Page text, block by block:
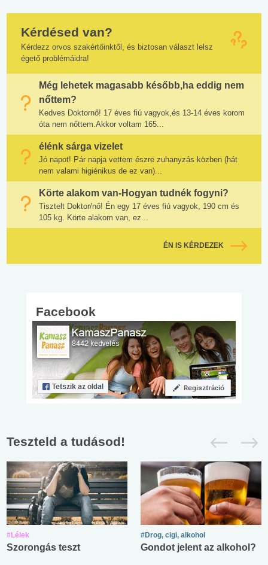
Kérdésed van?
Kérdezz orvos szakértőinktől, és biztosan választ lelsz
égető problémáidra!
Még lehetek magasabb később,ha eddig nem
nőttem?
Kedves Doktornő! 17 éves fiú vagyok,és 13-14 éves korom
óta nem nőttem.Akkor voltam 165...
élénk sárga vizelet
Jó napot! Pár napja vettem észre zuhanyzás közben (hát
nem valami higiénikus de ez van)...
Körte alakom van-Hogyan tudnék fogyni?
Tisztelt Doktor/nő! Én egy 17 éves fiú vagyok, 190 cm és
105 kg. Körte alakom van, ez...
ÉN IS KÉRDEZEK
Facebook
Teszteld a tudásod!
#Lélek
Szorongás teszt
#Drog, cigi, alkohol
Gondot jelent az alkohol?